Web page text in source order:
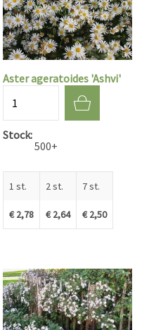
Aster ageratoides 'Ashvi'
Stock
500+
1 st.
€ 2,78
2 st.
€ 2,64
7 st.
€ 2,50